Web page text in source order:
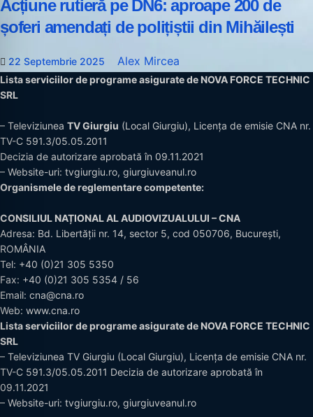
Acțiune rutieră pe DN6: aproape 200 de
șoferi amendați de polițiștii din Mihăilești
22 Septembrie 2025 Alex Mircea
Lista serviciilor de programe asigurate de NOVA FORCE TECHNIC
SRL
– Televiziunea TV Giurgiu (Local Giurgiu), Licența de emisie CNA nr.
TV-C 591.3/05.05.2011
Decizia de autorizare aprobată în 09.11.2021
– Website-uri: tvgiurgiu.ro, giurgiuveanul.ro
Organismele de reglementare competente:
CONSILIUL NAȚIONAL AL AUDIOVIZUALULUI – CNA
Adresa: Bd. Libertății nr. 14, sector 5, cod 050706, București,
ROMÂNIA
Tel: +40 (0)21 305 5350
Fax: +40 (0)21 305 5354 / 56
Email: cna@cna.ro
Web: www.cna.ro
Lista serviciilor de programe asigurate de NOVA FORCE TECHNIC
SRL
– Televiziunea TV Giurgiu (Local Giurgiu), Licența de emisie CNA nr.
TV-C 591.3/05.05.2011 Decizia de autorizare aprobată în
09.11.2021
– Website-uri: tvgiurgiu.ro, giurgiuveanul.ro